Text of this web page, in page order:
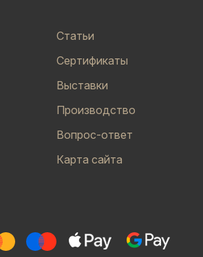
Статьи
Сертификаты
Выставки
Производство
Вопрос-ответ
Карта сайта